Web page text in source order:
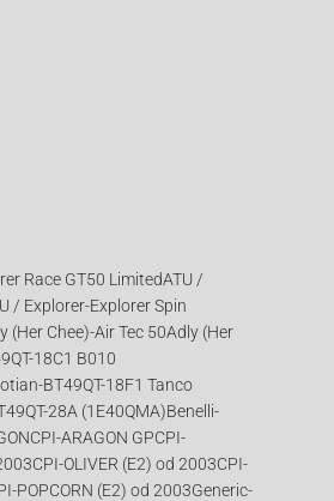
Race GT50 LimitedATU /
/ Explorer-Explorer Spin
(Her Chee)-Air Tec 50Adly (Her
18C1 B010
BT49QT-18F1 Tanco
28A (1E40QMA)Benelli-
ARAGON GPCPI-
OLIVER (E2) od 2003CPI-
POPCORN (E2) od 2003Generic-